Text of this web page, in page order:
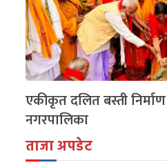
एकीकृत दलित बस्ती
नगरपालिका
ताजा अपडेट